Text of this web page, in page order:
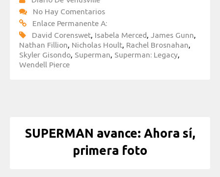
No Hay Comentarios
Enlace Permanente A:
David Corenswet, Isabela Merced, James Gunn,
Nathan Fillion, Nicholas Hoult, Rachel Brosnahan,
Skyler Gisondo, Superman, Superman: Legacy,
Wendell Pierce
SUPERMAN avance: Ahora sí,
primera foto